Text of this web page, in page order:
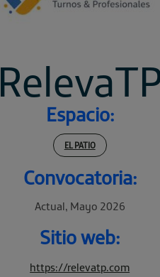
Espacio:
EL PATIO
Convocatoria:
Actual, Mayo 2026
Sitio web:
https://relevatp.com